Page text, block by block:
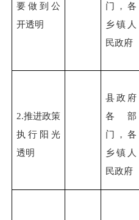
要做到公
开透明
门，各
乡镇人
民政府
2.推进政策
执行阳光
透明
县政府
各部
门，各
乡镇人
民政府